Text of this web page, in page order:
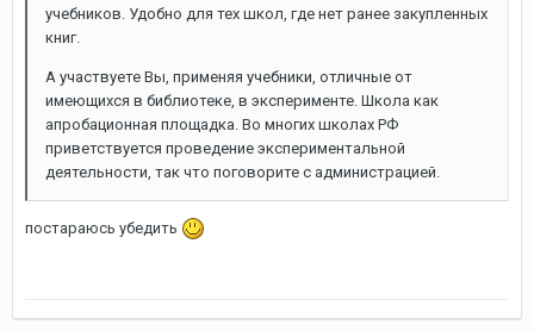
учебников. Удобно для тех школ, где нет ранее закупленных
книг.
А участвуете Вы, применяя учебники, отличные от
имеющихся в библиотеке, в эксперименте. Школа как
апробационная площадка. Во многих школах РФ
приветствуется проведение экспериментальной
деятельности, так что поговорите с администрацией.
постараюсь убедить